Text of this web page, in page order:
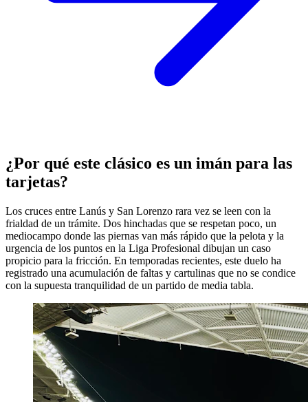
¿Por qué este clásico es un imán para las
tarjetas?
Los cruces entre Lanús y San Lorenzo rara vez se leen con la
frialdad de un trámite. Dos hinchadas que se respetan poco, un
mediocampo donde las piernas van más rápido que la pelota y la
urgencia de los puntos en la Liga Profesional dibujan un caso
propicio para la fricción. En temporadas recientes, este duelo ha
registrado una acumulación de faltas y cartulinas que no se condice
con la supuesta tranquilidad de un partido de media tabla.